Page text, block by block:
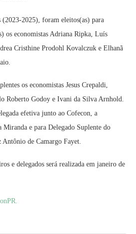
(2023-2025), foram eleitos(as) para
os economistas Adriana Ripka, Luís
Cristhine Prodohl Kovalczuk e Elhanã
os economistas Jesus Crepaldi,
Roberto Godoy e Ivani da Silva Arnhold.
efetiva junto ao Cofecon, a
Miranda e para Delegado Suplente do
de Camargo Fayet.
e delegados será realizada em janeiro de